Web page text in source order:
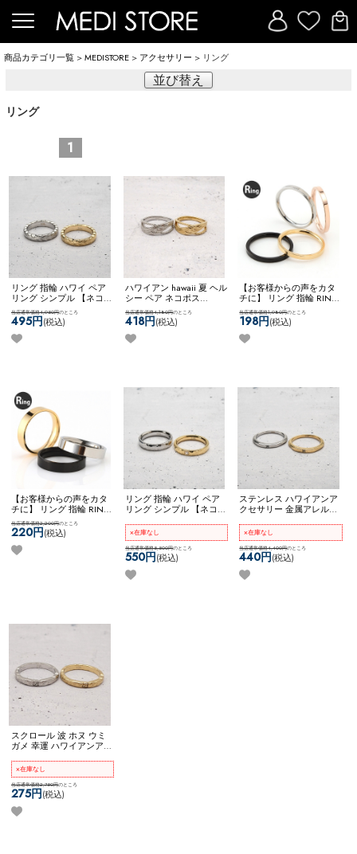
商品カテゴリ一覧 >MEDISTORE > アクセサリー > リング
並び替え
リング
1
リング 指輪 ハワイ ペア
リング シンプル 【ネコポ
ス全品送料無料】
【Hawaii】マイレリーフ
リング
当店通常価格4,950円のところ
495円(税込)
ハワイアン hawaii 夏 ヘル
シー ペア ネコポス
OK【Hawaii】クロスウェ
ーブリング
当店通常価格4,180円のところ
418円(税込)
【お客様からの声をカタ
チに】 リング 指輪 RING
シンプル プレーン 重ね付
け ステンレス コーディネ
ート 2mm ネコポス
OK
当店通常価格1,980円のところ
198円(税込)
【お客様からの声をカタ
チに】 リング 指輪 RING
シンプル プレーン 重ね付
け ステンレス コーディネ
ート 4mm ネコポス
OK
当店通常価格2,200円のところ
220円(税込)
リング 指輪 ハワイ ペア
リング シンプル 【ネコポ
【Hawaii】タタキリング
×在庫なし
当店通常価格5,500円のところ
550円(税込)
ステンレス ハワイアンア
クセサリー 金属アレルギ
ロール キレイめ 細身
【ネコポス全品送料無
料】【Hawaii】スリムone
ジュエルリング
×在庫なし
当店通常価格4,400円のところ
440円(税込)
スクロール 波 ホヌ ウミ
ガメ 幸運 ハワイアンアク
7号 9号 11号 13号 15号 17
号 19号 ステンレス メン
ズサイズ ペア ネコポス
OK【Hawaii】 スクロール
風ホヌリング
×在庫なし
当店通常価格2,750円のところ
275円(税込)